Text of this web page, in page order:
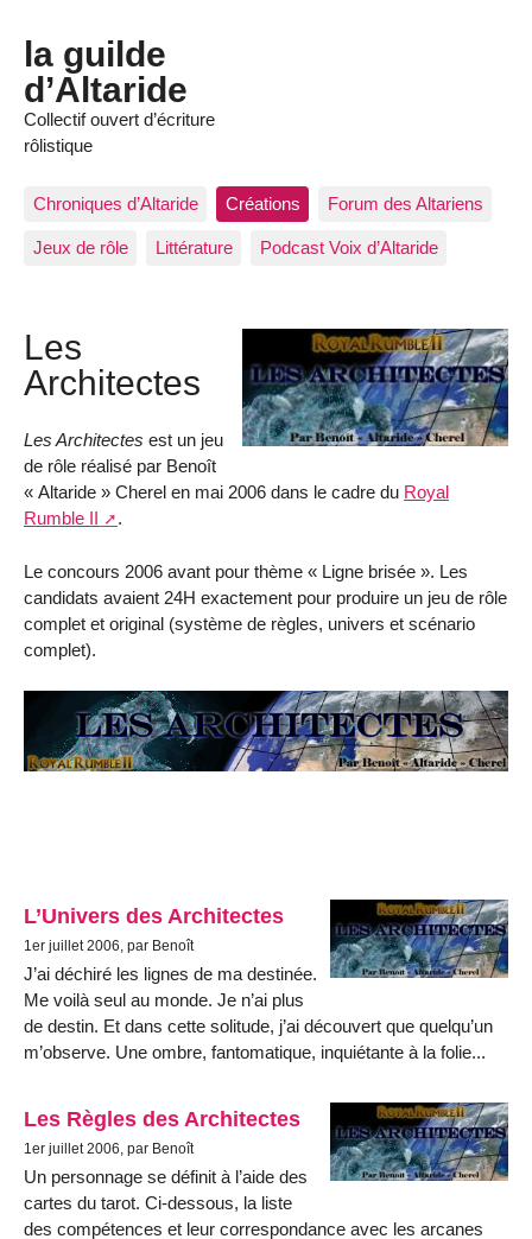
la guilde
d’Altaride
Collectif ouvert d’écriture
rôlistique
Chroniques d’Altaride Créations Forum des Altariens
Jeux de rôle Littérature Podcast Voix d’Altaride
Les
Architectes
Les Architectes est un jeu
de rôle réalisé par Benoît
« Altaride » Cherel en mai 2006 dans le cadre du Royal
Rumble II
.
Le concours 2006 avant pour thème « Ligne brisée ». Les
candidats avaient 24H exactement pour produire un jeu de rôle
complet et original (système de règles, univers et scénario
complet).
L’Univers des Architectes
1er juillet 2006, par Benoît
J’ai déchiré les lignes de ma destinée.
Me voilà seul au monde. Je n’ai plus
de destin. Et dans cette solitude, j’ai découvert que quelqu’un
m’observe. Une ombre, fantomatique, inquiétante à la folie...
Les Règles des Architectes
1er juillet 2006, par Benoît
Un personnage se définit à l’aide des
cartes du tarot. Ci-dessous, la liste
des compétences et leur correspondance avec les arcanes